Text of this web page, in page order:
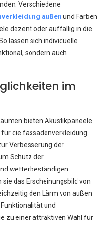
Verschiedene
außen und Farben
dezent oder auffällig in die
lassen sich individuelle
sondern auch
im
bieten Akustikpaneele
die fassadenverkleidung
Verbesserung der
Schutz der
wetterbeständigen
das Erscheinungsbild von
den Lärm von außen
und
zu einer attraktiven Wahl für